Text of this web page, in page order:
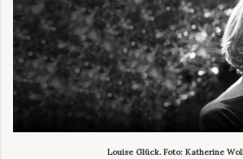
Louise Glück. Foto: Katherine